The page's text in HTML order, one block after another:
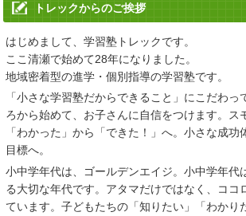
2025/02/28
「 春のはじめてキャンペーン」、「春の進学フ
実績」を掲載いたしました。
2024/06/25
「夏期講習 」 「夏のはじめてキャンペーン 」
2023/06/19
「夏期講習」 「夏のはじめてキャンペーン」
2023/04/14
トレックからのご挨拶
はじめまして、学習塾トレックです。
ここ清瀬で始めて28年になりました。
地域密着型の進学・個別指導の学習塾です。
「小さな学習塾だからできること」にこだわっ
ろから始めて、お子さんに自信をつけます。ス
「わかった」から「できた！」へ。小さな成功
目標へ。
小中学年代は、ゴールデンエイジ。小中学年代
る大切な年代です。アタマだけではなく、ココ
ています。子どもたちの「知りたい」「わかり